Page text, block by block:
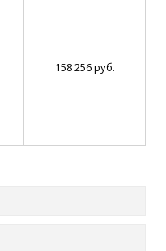
158 256 руб.